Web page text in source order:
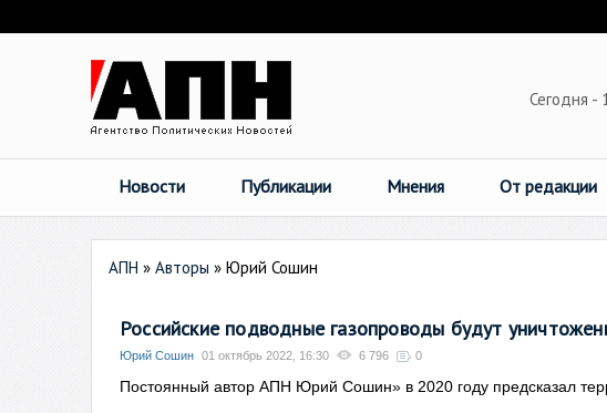
Сегодня -
Новости Публикации Мнения От редакции
АПН » Авторы » Юрий Сошин
Российские подводные газопроводы будут
Юрий Сошин 01 октябрь 2022, 16:30 6 796 0
Постоянный автор АПН Юрий Сошин» в 2020 году предсказал